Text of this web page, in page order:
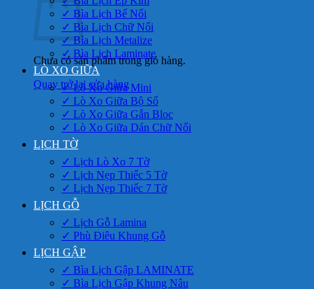
Chưa có sản phẩm trong giỏ hàng.
Quay trở lại cửa hàng
✓ Bìa Lịch Bế Nổi
✓ Bìa Lịch Chữ Nổi
✓ Bìa Lịch Metalize
✓ Bìa Lịch Laminate
LÒ XO GIỮA
✓ Lò Xo Giữa Mini
✓ Lò Xo Giữa Bộ Số
✓ Lò Xo Giữa Gắn Bloc
✓ Lò Xo Giữa Dán Chữ Nổi
LỊCH TỜ
✓ Lịch Lò Xo 7 Tờ
✓ Lịch Nẹp Thiếc 5 Tờ
✓ Lịch Nẹp Thiếc 7 Tờ
LỊCH GỖ
✓ Lịch Gỗ Lamina
✓ Phù Điêu Khung Gỗ
LỊCH GẬP
✓ Bìa Lịch Gập LAMINATE
✓ Bìa Lịch Gập Khung Nâu